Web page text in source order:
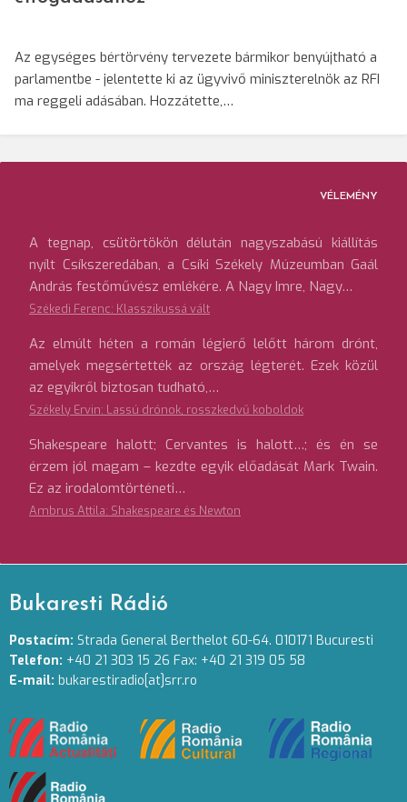
Az egységes bértörvény tervezete bármikor benyújtható a
parlamentbe - jelentette ki az ügyvivő miniszterelnök az RFI
ma reggeli adásában. Hozzátette,…
VÉLEMÉNY
A tegnap, csütörtökön délután nagyszabású kiállítás
nyílt Csíkszeredában, a Csíki Székely Múzeumban Gaál
András festőművész emlékére. A Nagy Imre, Nagy…
Székedi Ferenc: Klasszikussá vált
Az elmúlt héten a román légierő lelőtt három drónt,
amelyek megsértették az ország légterét. Ezek közül
az egyikről biztosan tudható,…
Székely Ervin: Lassú drónok, rosszkedvű koboldok
Shakespeare halott; Cervantes is halott…; és én se
érzem jól magam – kezdte egyik előadását Mark Twain.
Ez az irodalomtörténeti…
Ambrus Attila: Shakespeare és Newton
Bukaresti Rádió
Postacím: Strada General Berthelot 60-64. 010171 Bucuresti
Telefon: +40 21 303 15 26 Fax: +40 21 319 05 58
E-mail: bukarestiradio[at]srr.ro